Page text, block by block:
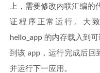
上，需要修改内联汇编的
证程序正常运行。大
hello_app 的内存载入到
到该 app，运行完成后回
并运行下一应用。